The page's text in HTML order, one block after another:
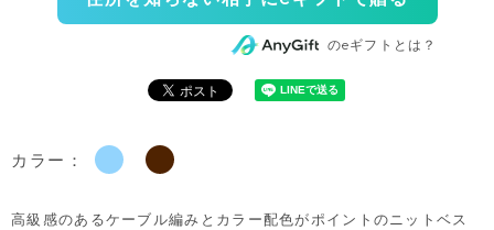
のeギフトとは？
カラー：
高級感のあるケーブル編みとカラー配色がポイントのニットベス